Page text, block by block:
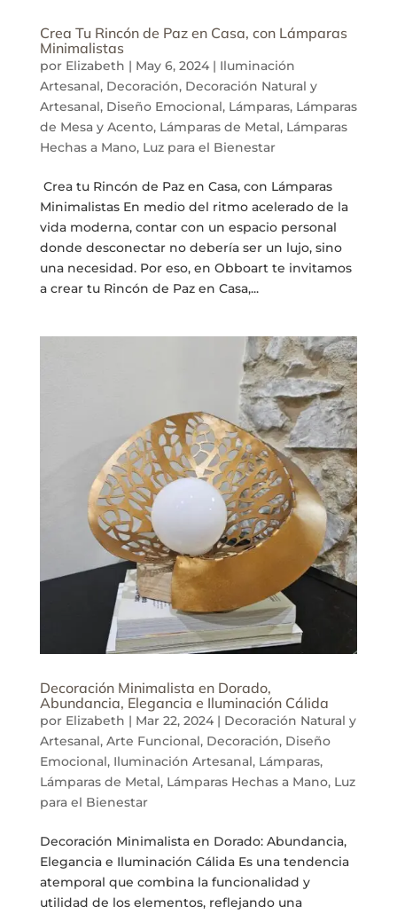
Crea Tu Rincón de Paz en Casa, con Lámparas
Minimalistas
por Elizabeth | May 6, 2024| Iluminación
Artesanal, Decoración, Decoración Natural y
Artesanal, Diseño Emocional, Lámparas, Lámparas
de Mesa y Acento, Lámparas de Metal, Lámparas
Hechas a Mano, Luz para el Bienestar
Crea tu Rincón de Paz en Casa, con Lámparas
Minimalistas En medio del ritmo acelerado de la
vida moderna, contar con un espacio personal
donde desconectar no debería ser un lujo, sino
una necesidad. Por eso, en Obboart te invitamos
a crear tu Rincón de Paz en Casa,...
Decoración Minimalista en Dorado,
Abundancia, Elegancia e Iluminación Cálida
por Elizabeth | Mar 22, 2024| Decoración Natural y
Artesanal, Arte Funcional, Decoración, Diseño
Emocional, Iluminación Artesanal, Lámparas,
Lámparas de Metal, Lámparas Hechas a Mano, Luz
para el Bienestar
Decoración Minimalista en Dorado: Abundancia,
Elegancia e Iluminación Cálida Es una tendencia
atemporal que combina la funcionalidad y
utilidad de los elementos, reflejando una